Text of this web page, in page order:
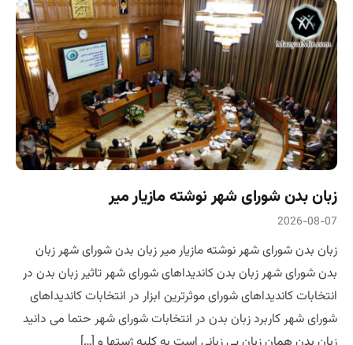
زبان بدن شورای شهر نوشته مازیار میر
2026-08-07
زبان بدن شورای شهر نوشته مازیار میر زبان بدن شورای شهر زبان
بدن شورای شهر زبان بدن کاندیداهای شورای شهر تاثیر زبان بدن در
انتخابات کاندیداهای شورای موثرترین ابزار در انتخابات کاندیداهای
شورای شهر کاربرد زبان بدن در انتخابات شورای شهر حتما می دانید